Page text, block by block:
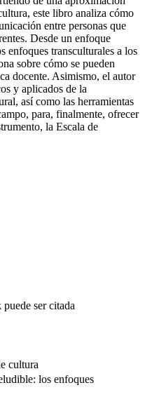
este libro analiza cómo
entre personas que
Desde un enfoque
enfoques transculturales a los
sobre cómo se pueden
docente. Asimismo, el autor
y aplicados de la
así como las herramientas
para, finalmente, ofrecer
la Escala de
ser citada
cultura
los enfoques